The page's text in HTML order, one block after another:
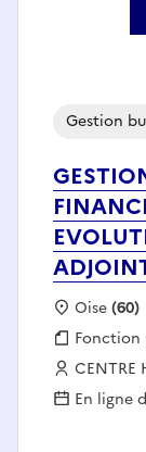
Gestion
Oise(60)
Fonction
Fonction
CENTRE
En ligne